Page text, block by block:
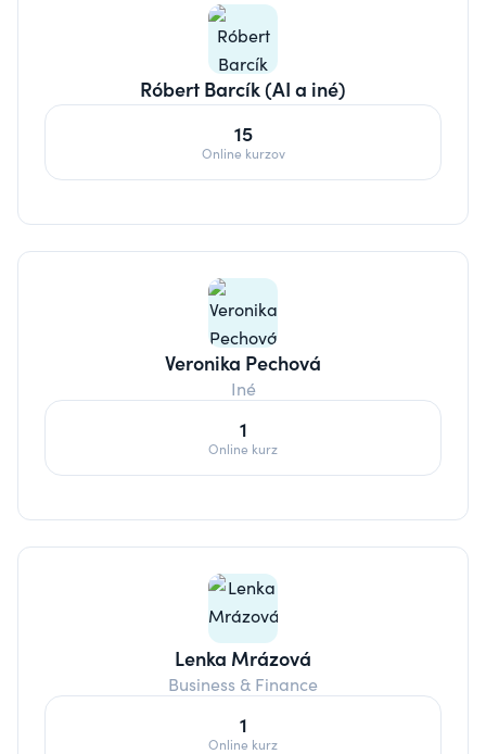
Róbert Barcík (AI a iné)
15
Online kurzov
Veronika Pechová
Iné
1
Online kurz
Lenka Mrázová
Business & Finance
1
Online kurz